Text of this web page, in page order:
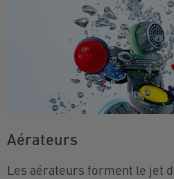
Aérateurs
Les aérateurs forment le jet